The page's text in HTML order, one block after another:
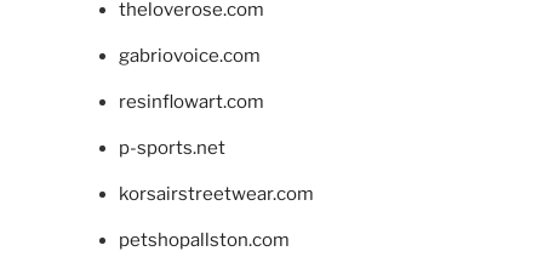
theloverose.com
gabriovoice.com
resinflowart.com
p-sports.net
korsairstreetwear.com
petshopallston.com